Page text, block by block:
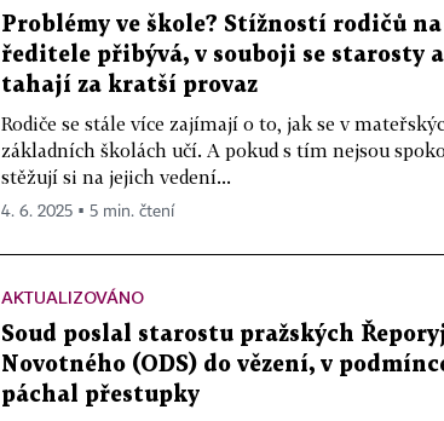
Problémy ve škole? Stížností rodičů na
ředitele přibývá, v souboji se starosty
tahají za kratší provaz
Rodiče se stále více zajímají o to, jak se v
základních školách učí. A pokud s tím nejsou
stěžují si na jejich vedení...
4. 6. 2025 ▪ 5 min. čtení
AKTUALIZOVÁNO
Soud poslal starostu pražských
Novotného (ODS) do vězení, v
páchal přestupky